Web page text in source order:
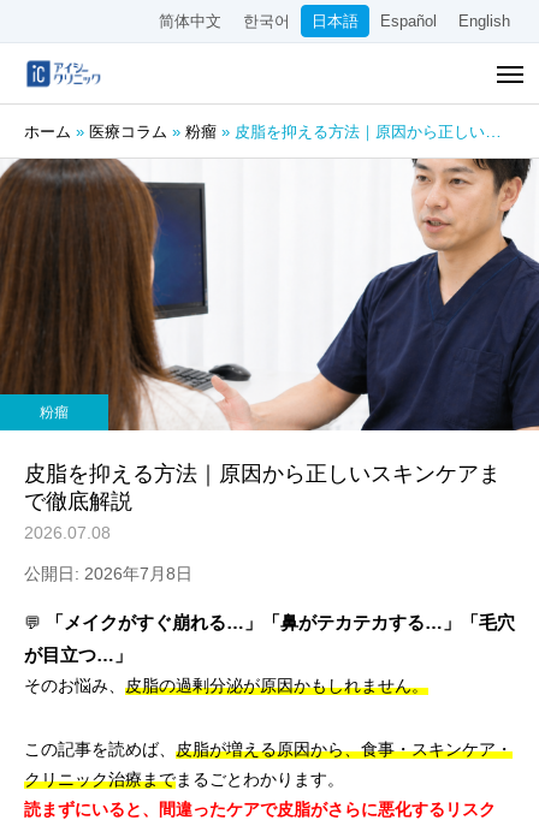
简体中文 한국어 日本語 Español English
ホーム » 医療コラム » 粉瘤 » 皮脂を抑える方法｜原因から正しいスキンケアまで徹底解説
粉瘤
皮脂を抑える方法｜原因から正しいスキンケアま
で徹底解説
2026.07.08
公開日: 2026年7月8日
💬
「メイクがすぐ崩れる…」「鼻がテカテカする…」「毛穴
が目立つ…」
そのお悩み、 皮脂の過剰分泌が原因かもしれません。
この記事を読めば、 皮脂が増える原因から、食事・スキンケア・
クリニック治療までまるごとわかります。
読まずにいると、間違ったケアで皮脂がさらに悪化するリスク